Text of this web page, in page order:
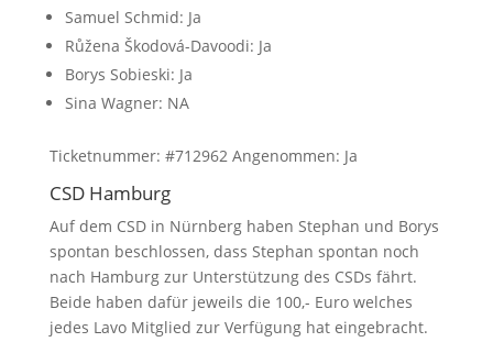
Samuel Schmid: Ja
Růžena Škodová-Davoodi: Ja
Borys Sobieski: Ja
Sina Wagner: NA
Ticketnummer: #712962 Angenommen: Ja
CSD Hamburg
Auf dem CSD in Nürnberg haben Stephan und Borys
spontan beschlossen, dass Stephan spontan noch
nach Hamburg zur Unterstützung des CSDs fährt.
Beide haben dafür jeweils die 100,- Euro welches
jedes Lavo Mitglied zur Verfügung hat eingebracht.